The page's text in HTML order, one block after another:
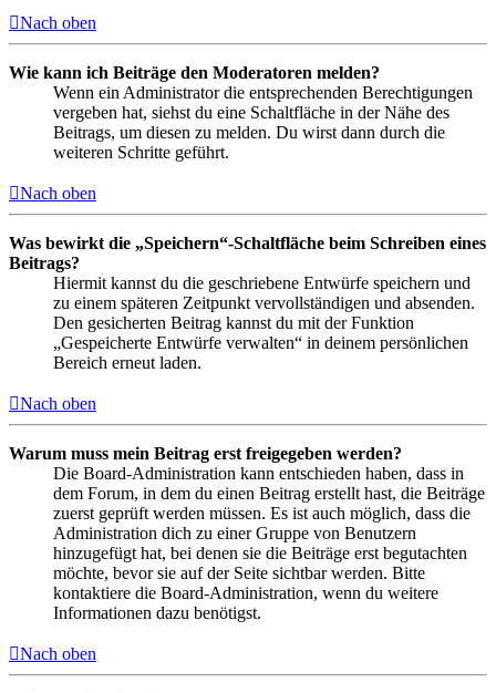
Nach oben
Wie kann ich Beiträge den Moderatoren melden?
Wenn ein Administrator die entsprechenden Berechtigungen
vergeben hat, siehst du eine Schaltfläche in der Nähe des
Beitrags, um diesen zu melden. Du wirst dann durch die
weiteren Schritte geführt.
Nach oben
Was bewirkt die „Speichern“-Schaltfläche beim Schreiben eines
Beitrags?
Hiermit kannst du die geschriebene Entwürfe speichern und
zu einem späteren Zeitpunkt vervollständigen und absenden.
Den gesicherten Beitrag kannst du mit der Funktion
„Gespeicherte Entwürfe verwalten“ in deinem persönlichen
Bereich erneut laden.
Nach oben
Warum muss mein Beitrag erst freigegeben werden?
Die Board-Administration kann entschieden haben, dass in
dem Forum, in dem du einen Beitrag erstellt hast, die Beiträge
zuerst geprüft werden müssen. Es ist auch möglich, dass die
Administration dich zu einer Gruppe von Benutzern
hinzugefügt hat, bei denen sie die Beiträge erst begutachten
möchte, bevor sie auf der Seite sichtbar werden. Bitte
kontaktiere die Board-Administration, wenn du weitere
Informationen dazu benötigst.
Nach oben